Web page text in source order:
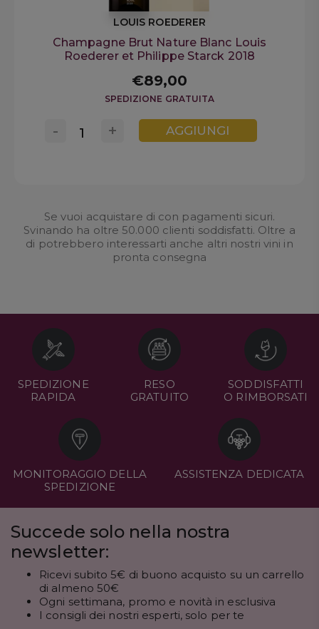
LOUIS ROEDERER
Champagne Brut Nature Blanc Louis
Roederer et Philippe Starck 2018
€89,00
SPEDIZIONE GRATUITA
+
- AGGIUNGI
Se vuoi acquistare di con pagamenti sicuri.
Svinando ha oltre 50.000 clienti soddisfatti. Oltre a
di potrebbero interessarti anche altri nostri vini in
pronta consegna
SPEDIZIONE
RAPIDA
RESO
GRATUITO
SODDISFATTI
O RIMBORSATI
MONITORAGGIO DELLA
SPEDIZIONE
ASSISTENZA DEDICATA
Succede solo nella nostra
newsletter:
Ricevi subito 5€ di buono acquisto su un carrello
di almeno 50€
Ogni settimana, promo e novità in esclusiva
I consigli dei nostri esperti, solo per te